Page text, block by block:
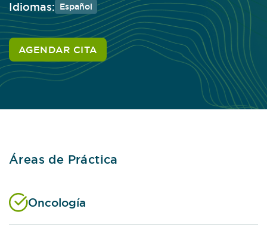
Idiomas: Español
AGENDAR CITA
Áreas de Práctica
Oncología